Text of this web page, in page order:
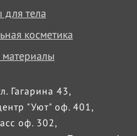
для тела
косметика
Гагарина 43,
"Уют" оф. 401,
оф. 302,